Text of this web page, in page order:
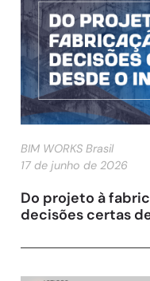
Do projeto à
decisões certas
BIM WORKS Brasil
17 de junho de 2026